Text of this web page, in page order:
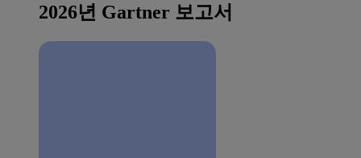
2026년 Gartner 보고서